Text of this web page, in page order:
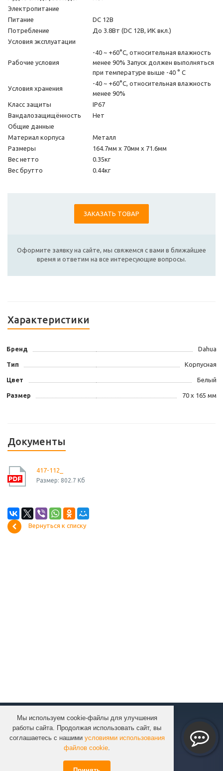
Мы используем cookie-файлы для улучшения
работы сайта. Продолжая использовать сайт, вы
соглашаетесь с нашими условиями использования
файлов cookie.
Электропитание
Питание
DC 12В
Потребление
До 3.8Вт (DC 12В, ИК вкл.)
Условия эксплуатации
Рабочие условия
-40 ~ +60°C, относительная влажность
менее 90% Запуск должен выполняться
при температуре выше -40 ° C
Условия хранения
-40 ~ +60°C, относительная влажность
менее 90%
Класс защиты
IP67
Вандалозащищённость
Нет
Общие данные
Материал корпуса
Металл
Размеры
164.7мм x 70мм x 71.6мм
Вес нетто
0.35кг
Вес брутто
0.44кг
ЗАКАЗАТЬ ТОВАР
Оформите заявку на сайте, мы свяжемся с вами в ближайшее
время и ответим на все интересующие вопросы.
Характеристики
Бренд Dahua
Тип Корпусная
Цвет Белый
Размер 70 х 165 мм
Документы
417-112_
Размер: 802.7 Кб
Вернуться к списку
КОМПАНИЯ
КАТАЛОГ
УСЛУГИ